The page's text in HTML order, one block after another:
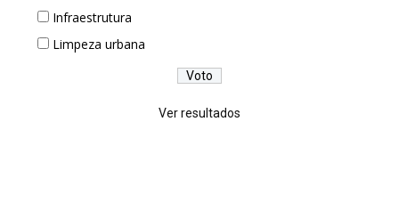
Infraestrutura
Limpeza urbana
Ver resultados